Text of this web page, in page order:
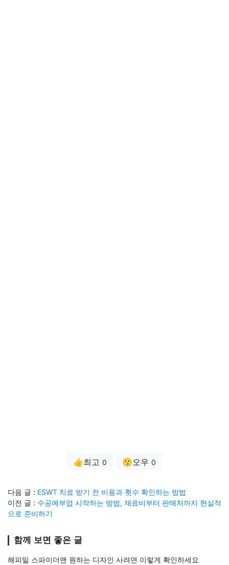
👍최고 0 😗오우 0
다음 글 : ESWT 치료 받기 전 비용과 횟수 확인하는 방법
이전 글 : 수공예부업 시작하는 방법, 재료비부터 판매처까지 현실적
으로 준비하기
함께 보면 좋은 글
해피밀 스파이더맨 원하는 디자인 사려면 이렇게 확인하세요